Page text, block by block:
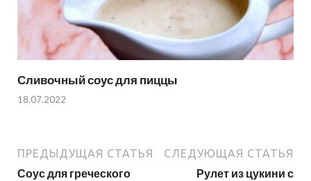
Сливочный соус для пиццы
18.07.2022
ПРЕДЫДУЩАЯ СТАТЬЯ
Соус для греческого
СЛЕДУЮЩАЯ СТАТЬЯ
Рулет из цукини с